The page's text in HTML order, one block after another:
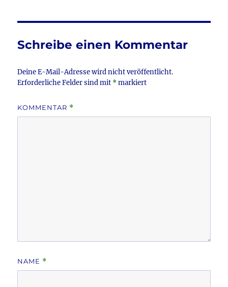
b
o
o
k
r
Schreibe einen Kommentar
Deine E-Mail-Adresse wird nicht veröffentlicht.
Erforderliche Felder sind mit *markiert
KOMMENTAR *
NAME *